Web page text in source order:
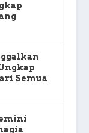
Semua